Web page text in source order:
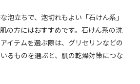
泡立ちで、泡切れもよい「石けん系」
の方にはおすすめです。石けん系の洗
イテムを選ぶ際は、グリセリンなどの
るものを選ぶと、肌の乾燥対策につな